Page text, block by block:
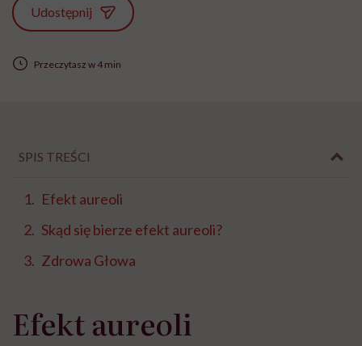
Udostępnij
Przeczytasz w 4 min
SPIS TREŚCI
Efekt aureoli
Skąd się bierze efekt aureoli?
Zdrowa Głowa
Efekt aureoli